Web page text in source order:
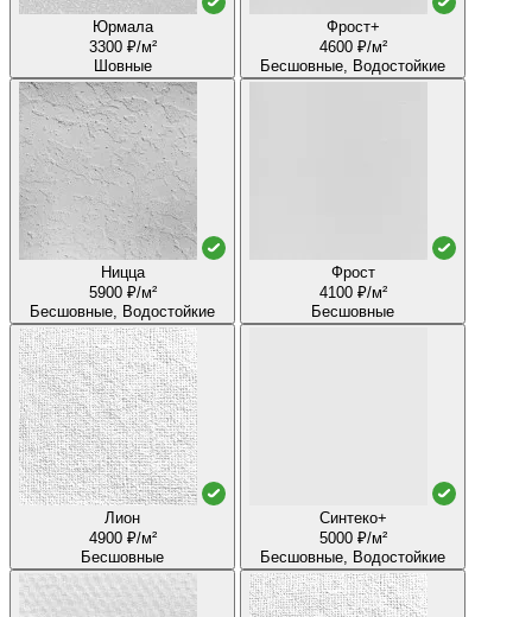
Юрмала
3300 ₽/м²
Шовные
Фрост+
4600 ₽/м²
Бесшовные, Водостойкие
Ницца
5900 ₽/м²
Бесшовные, Водостойкие
Фрост
4100 ₽/м²
Бесшовные
Лион
4900 ₽/м²
Бесшовные
Синтеко+
5000 ₽/м²
Бесшовные, Водостойкие